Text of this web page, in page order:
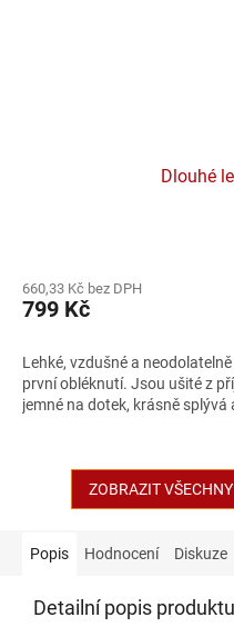
Dlouhé
660,33 Kč bez DPH
799 Kč
Lehké, vzdušné a
první obléknutí. Jsou ušité z
jemné na dotek, krásně splývá
ZOBRAZIT
Popis Hodnocení Diskuze
Detailní popis produktu